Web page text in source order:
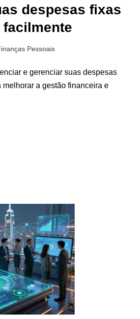
despesas fixas
Pessoais
e gerenciar suas despesas
a gestão financeira e